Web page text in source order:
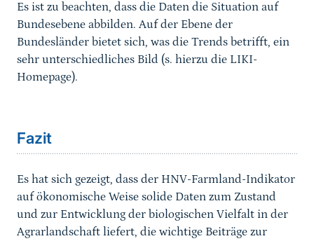
Es ist zu beachten, dass die Daten die Situation auf
Bundesebene abbilden. Auf der Ebene der
Bundesländer bietet sich, was die Trends betrifft, ein
sehr unterschiedliches Bild (s. hierzu die LIKI-
Homepage).
Fazit
Es hat sich gezeigt, dass der HNV-Farmland-Indikator
auf ökonomische Weise solide Daten zum Zustand
und zur Entwicklung der biologischen Vielfalt in der
Agrarlandschaft liefert, die wichtige Beiträge zur